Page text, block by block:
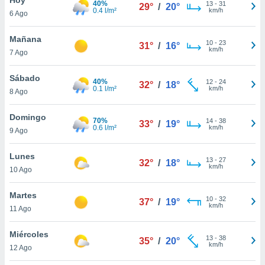
en
más
nuestra
de
cookies
aceptar
6 Ago
40%
0.4 l/m²
29° / 20° 13- 31
km/h
Mañana
7 Ago
31° / 16° 10- 23
km/h
Sábado
8 Ago
40%
0.1 l/m²
32° / 18° 12- 24
km/h
Domingo
9 Ago
70%
0.6 l/m²
33° / 19° 14- 38
km/h
Lunes
10 Ago
32° / 18° 13- 27
km/h
Martes
11 Ago
37° / 19° 10- 32
km/h
Miércoles
12 Ago
35° / 20° 13- 38
km/h